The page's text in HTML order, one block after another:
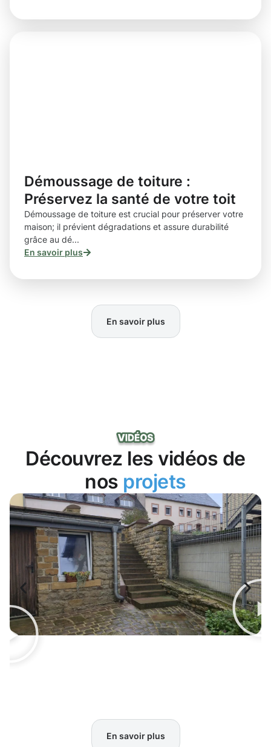
Démoussage de toiture :
Préservez la santé de votre toit
Démoussage de toiture est crucial pour préserver votre
maison; il prévient dégradations et assure durabilité
grâce au dé...
En savoir plus
En savoir plus
Découvrez les vidéos de
nos projets
En savoir plus